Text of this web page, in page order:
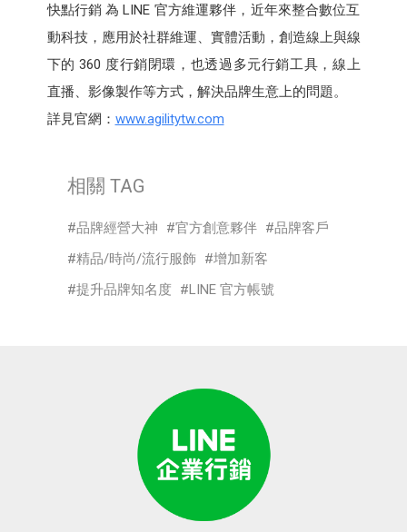
快點行銷 為 LINE 官方維運夥伴，近年來整合數位互
動科技，應用於社群維運、實體活動，創造線上與線
下的 360 度行銷閉環，也透過多元行銷工具，線上
直播、影像製作等方式，解決品牌生意上的問題。
詳見官網： www.agilitytw.com
相關 TAG
品牌經營大神 官方創意夥伴
品牌客戶
精品/時尚/流行服飾
增加新客
提升品牌知名度
LINE 官方帳號